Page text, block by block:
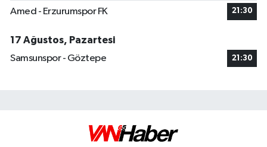
Amed - Erzurumspor FK 21:30
17 Ağustos, Pazartesi
Samsunspor - Göztepe
21:30